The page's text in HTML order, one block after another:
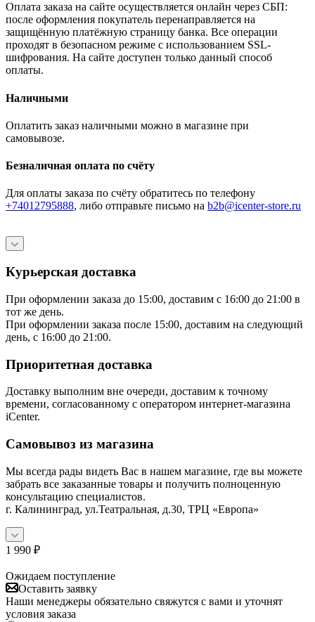
Оплата заказа на сайте осуществляется онлайн через СБП:
после оформления покупатель перенаправляется на
защищённую платёжную страницу банка. Все операции
проходят в безопасном режиме с использованием SSL-
шифрования. На сайте доступен только данный способ
оплаты.
Наличными
Оплатить заказ наличными можно в магазине при
самовывозе.
Безналичная оплата по счёту
Для оплаты заказа по счёту обратитесь по телефону
+74012795888, либо отправьте письмо на b2b@icenter-store.ru
Курьерская доставка
При оформлении заказа до 15:00, доставим с 16:00 до 21:00 в
тот же день.
При оформлении заказа после 15:00, доставим на следующий
день, с 16:00 до 21:00.
Приоритетная доставка
Доставку выполним вне очереди, доставим к точному
времени, согласованному с оператором интернет-магазина
iCenter.
Самовывоз из магазина
Мы всегда рады видеть Вас в нашем магазине, где вы можете
забрать все заказанные товары и получить полноценную
консультацию специалистов.
г. Калининград, ул.Театральная, д.30, ТРЦ «Европа»
1 990 ₽
Ожидаем поступление
Оставить заявку
Наши менеджеры обязательно свяжутся с вами и уточнят
условия заказа